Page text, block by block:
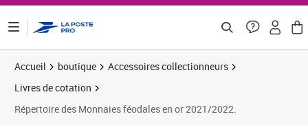
Accueil boutique
Accessoires collectionneurs
Livres de cotation
Répertoire des Monnaies féodales en or 2021/2022.